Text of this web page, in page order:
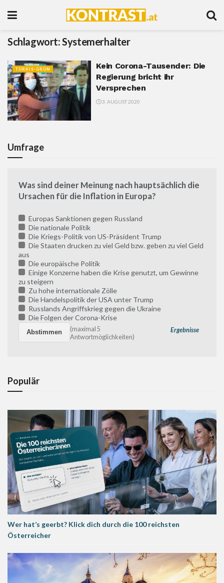
Schlagwort:Systemerhalter
TÜRKIS-GRÜN
Kein Corona-Tausender: Die
Regierung bricht ihr
Versprechen
3. AUGUST 2020
Umfrage
Was sind deiner Meinung nach hauptsächlich die
Ursachen für die Inflation in Europa?
Europas Sanktionen gegen Russland
Die nationale Politik
Die Kriegs-Politik von US-Präsident Trump
Die Staaten drucken zu viel Geld bzw. geben zu viel Geld
aus
Die europäische Politik
Einige Konzerne haben die Krise genutzt, um Gewinne
zu steigern
Zu hohe internationale Zölle
Die Handelspolitik der USA unter Trump
Russlands Angriffskrieg gegen die Ukraine
Die Folgen der Corona-Krise
Ergebnisse
(maximal 5
Antwortmöglichkeiten)
Populär
Wer hat’s geerbt? Klick dich durch die 100 reichsten
Österreicher